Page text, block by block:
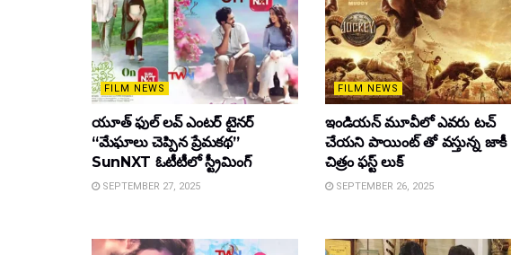
FILM NEWS
యూత్ ఫుల్ లవ్ ఎంటర్ టైనర్
“మేఘాలు చెప్పిన ప్రేమకథ”
SunNXT ఓటీటీలో స్ట్రీమింగ్
SEPTEMBER 27, 2025
FILM NEWS
ఇండియన్ మూవీలో ఎవరు టచ్
చేయని పాయింట్ తో వస్తున్న జాకీ
చిత్రం ఫస్ట్ లుక్
SEPTEMBER 26, 2025